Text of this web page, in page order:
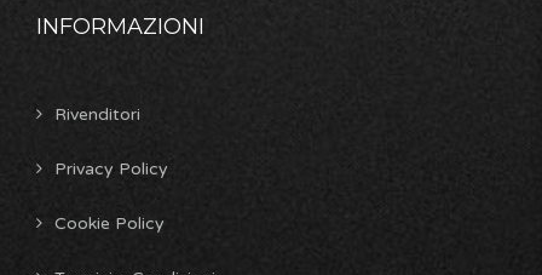
INFORMAZIONI
Rivenditori
Privacy Policy
Cookie Policy